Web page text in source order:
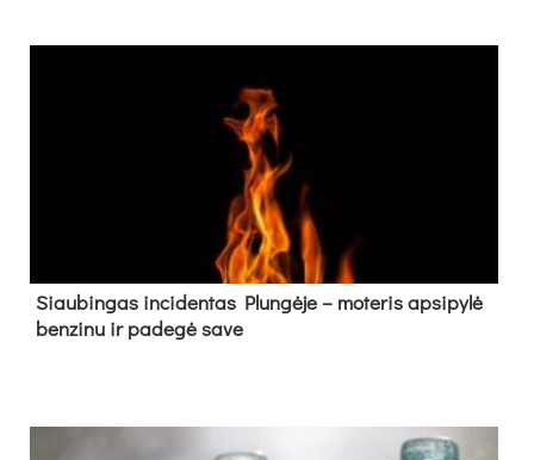
Siau­bin­gas in­ci­den­tas Plun­gė­je – mo­te­ris ap­si­py­lė
ben­zi­nu ir pa­de­gė sa­ve